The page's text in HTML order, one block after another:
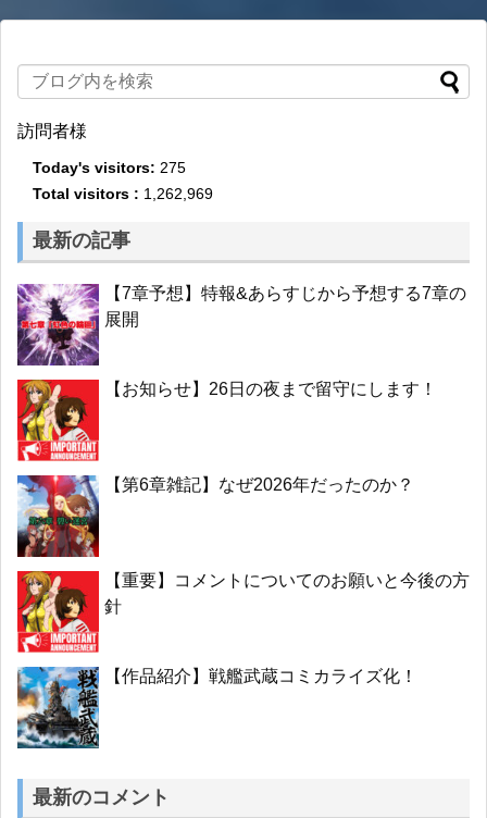
訪問者様
Today's visitors: 275
Total visitors : 1,262,969
最新の記事
【7章予想】特報&あらすじから予想する7章の
展開
【お知らせ】26日の夜まで留守にします！
【第6章雑記】なぜ2026年だったのか？
【重要】コメントについてのお願いと今後の方
針
【作品紹介】戦艦武蔵コミカライズ化！
最新のコメント